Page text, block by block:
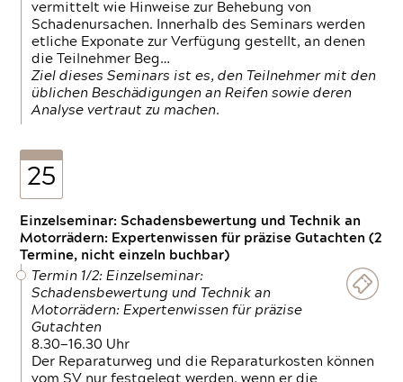
vermittelt wie Hinweise zur Behebung von
Schadenursachen. Innerhalb des Seminars werden
etliche Exponate zur Verfügung gestellt, an denen
die Teilnehmer Beg…
Ziel dieses Seminars ist es, den Teilnehmer mit den
üblichen Beschädigungen an Reifen sowie deren
Analyse vertraut zu machen.
25
Einzelseminar: Schadensbewertung und Technik an
Motorrädern: Expertenwissen für präzise Gutachten (2
Termine, nicht einzeln buchbar)
Termin 1/2: Einzelseminar:
Schadensbewertung und Technik an
Motorrädern: Expertenwissen für präzise
Gutachten
8.30—16.30 Uhr
Der Reparaturweg und die Reparaturkosten können
vom SV nur festgelegt werden, wenn er die